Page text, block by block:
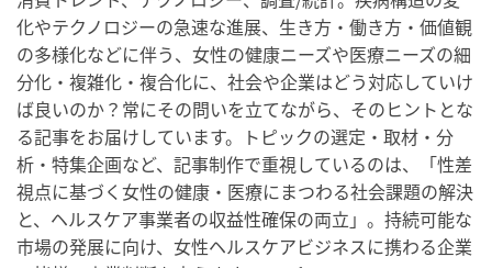
化やテクノロジーの急速な進展、生き方・働き方・価値観
の多様化などに伴う、女性の健康ニーズや医療ニーズの細
分化・複雑化・複合化に、社会や企業はどう対応していけ
ば良いのか？常にその問いを立てながら、そのヒントとな
る記事をお届けしています。トピックの選定・取材・分
析・特集企画など、記事制作で重視しているのは、「性差
視点に基づく女性の健康・医療にまつわる社会課題の解決
と、ヘルスケア事業者の収益性確保の両立」。持続可能な
市場の発展に向け、女性ヘルスケアビジネスに携わる企業